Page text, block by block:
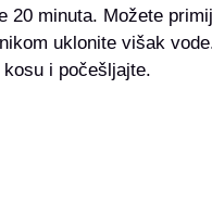
20 minuta. Možete
uklonite višak
i počešljajte.